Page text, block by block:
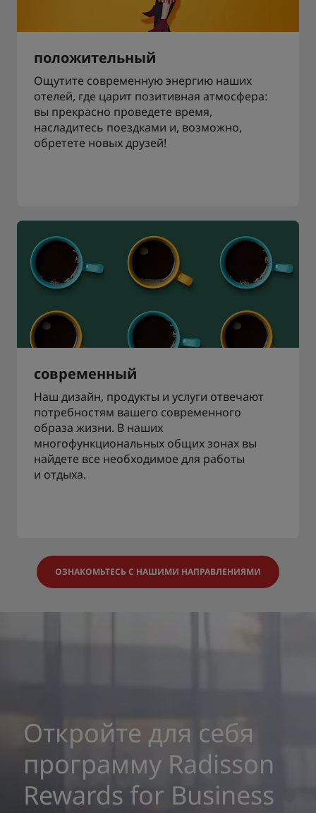
положительный
Ощутите современную энергию наших
отелей, где царит позитивная атмосфера:
вы прекрасно проведете время,
насладитесь поездками и, возможно,
обретете новых друзей!
современный
Наш дизайн, продукты и услуги отвечают
потребностям вашего современного
образа жизни. В наших
многофункциональных общих зонах вы
найдете все необходимое для работы
и отдыха.
ОЗНАКОМЬТЕСЬ С НАШИМИ НАПРАВЛЕНИЯМИ
Откройте для себя
программу Radisson
Rewards for Business